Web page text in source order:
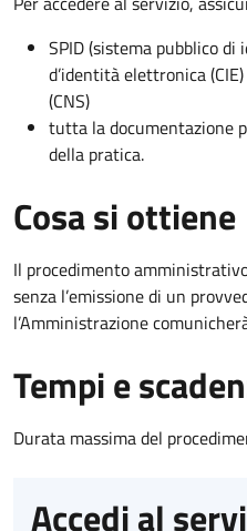
SPID (sistema pubblico
d’identità elettronica
(CNS)
tutta la documentazione
della pratica.
Cosa si ottiene
Il procedimento
senza l’emissione di un
l’Amministrazione
Tempi e
Durata massima del
Accedi al